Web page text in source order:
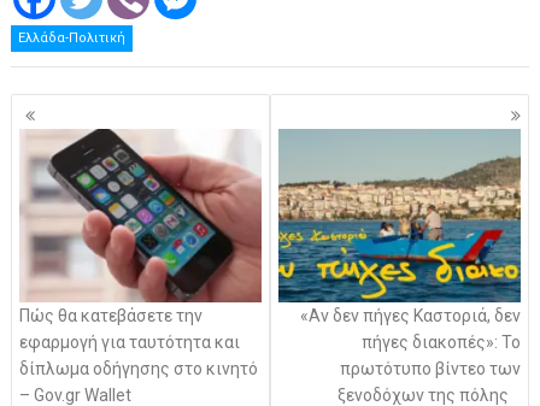
Ελλάδα-Πολιτική
Πλοήγηση
άρθρων
Πώς θα κατεβάσετε την
εφαρμογή για ταυτότητα και
δίπλωμα οδήγησης στο κινητό
– Gov.gr Wallet
«Αν δεν πήγες Καστοριά, δεν
πήγες διακοπές»: Το
πρωτότυπο βίντεο των
ξενοδόχων της πόλης